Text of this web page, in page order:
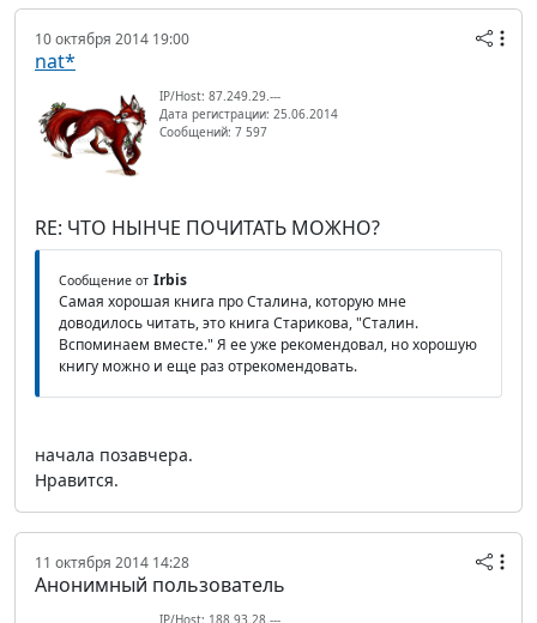
10 октября 2014 19:00
nat*
IP/Host: 87.249.29.---
Дата регистрации: 25.06.2014
Сообщений: 7 597
RE: ЧТО НЫНЧЕ ПОЧИТАТЬ МОЖНО?
Сообщение от Irbis
Самая хорошая книга про Сталина, которую мне
доводилось читать, это книга Старикова, "Сталин.
Вспоминаем вместе." Я ее уже рекомендовал, но хорошую
книгу можно и еще раз отрекомендовать.
начала позавчера.
Нравится.
11 октября 2014 14:28
Анонимный пользователь
IP/Host: 188.93.28.---